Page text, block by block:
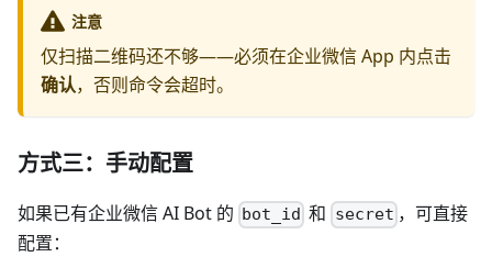
注意
仅扫描二维码还不够——必须在企业微信 App 内点击
确认，否则命令会超时。
方式三：手动配置
如果已有企业微信 AI Bot 的 bot_id 和 secret ，可直接
配置：